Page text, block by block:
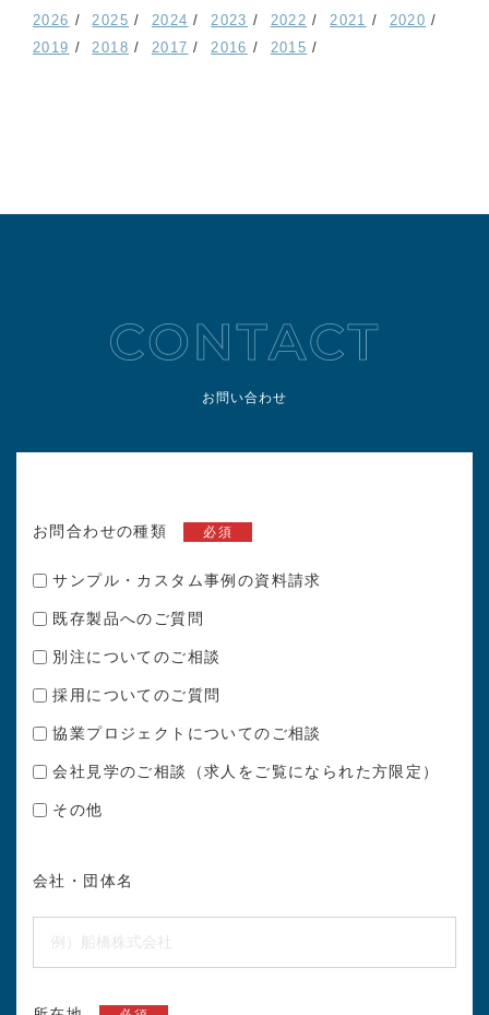
2026 2025 2024 2023 2022 2021
2020
2019
2018 2017 2016 2015
お問い合わせ
お問合わせの種類 必須
サンプル・カスタム事例の資料請求
既存製品へのご質問
別注についてのご相談
採用についてのご質問
協業プロジェクトについてのご相談
会社見学のご相談（求人をご覧になられた方限定）
その他
会社・団体名